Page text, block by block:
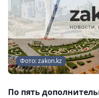
Фото: zakon.kz
По пять